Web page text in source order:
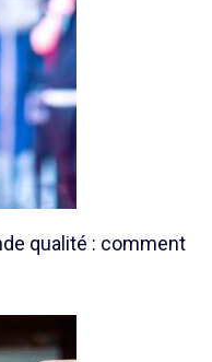
qualité : comment